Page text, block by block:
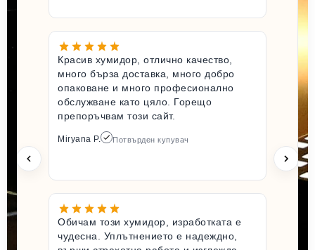
Красив хумидор, отлично качество,
много бърза доставка, много добро
опаковане и много професионално
обслужване като цяло. Горещо
препоръчвам този сайт.
Miryana P. Потвърден купувач
Обичам този хумидор, изработката е
чудесна. Уплътнението е надеждно,